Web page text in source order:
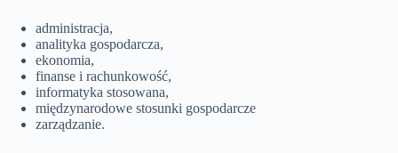
administracja,
analityka gospodarcza,
ekonomia,
finanse i rachunkowość,
informatyka stosowana,
międzynarodowe stosunki gospodarcze
zarządzanie.